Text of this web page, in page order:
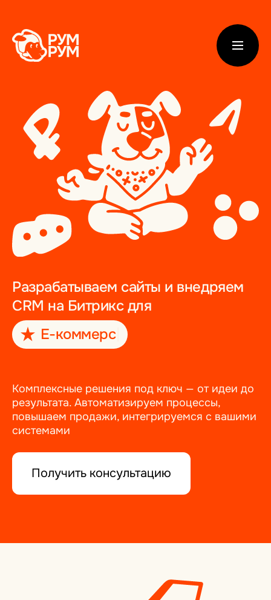
Разрабатываем сайты и внедряем
CRM на Битрикс для
Е-коммерс|
Комплексные решения под ключ — от идеи до
результата. Автоматизируем процессы,
повышаем продажи, интегрируемся с вашими
системами
Получить консультацию